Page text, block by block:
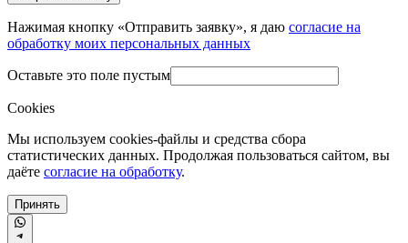
Нажимая кнопку «Отправить заявку», я даю согласие на
обработку моих персональных данных
Оставьте это поле пустым
Cookies
Мы используем cookies-файлы и средства сбора
статистических данных. Продолжая пользоваться сайтом, вы
даёте согласие на обработку.
Принять